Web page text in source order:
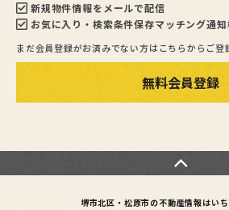
新規物件情報をメールで配信
お気に入り・検索条件保存マッチング通
まだ会員登録がお済みでない方はこちらからご登
無料会員登録
堺市北区・松原市の不動産情報はい